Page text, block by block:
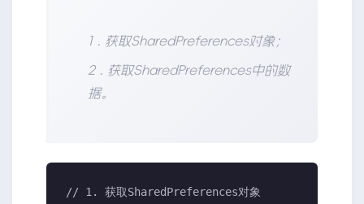
1 . 获取SharedPreferences对象；
2 . 获取SharedPreferences中的数
据。
// 1. 获取SharedPreferences对象